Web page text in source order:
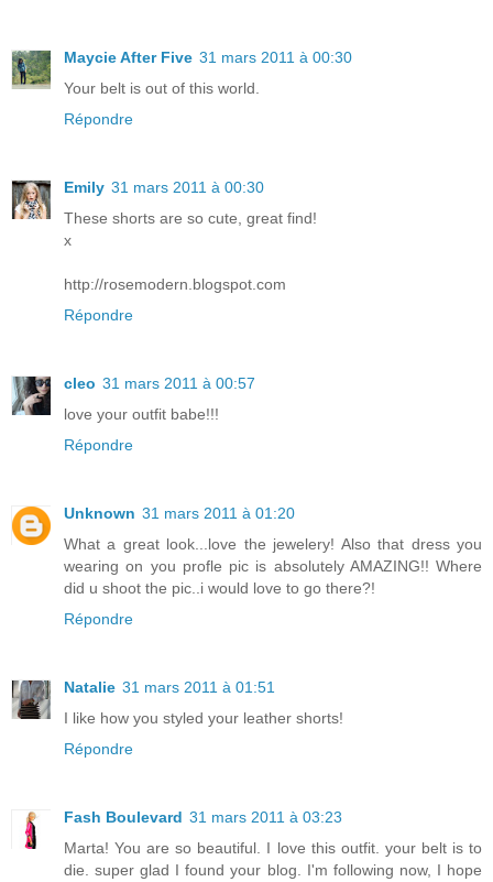
Maycie After Five 31 mars 2011 à 00:30
Your belt is out of this world.
Répondre
Emily 31 mars 2011 à 00:30
These shorts are so cute, great find!
x
http://rosemodern.blogspot.com
Répondre
cleo 31 mars 2011 à 00:57
love your outfit babe!!!
Répondre
Unknown 31 mars 2011 à 01:20
What a great look...love the jewelery! Also that dress you
wearing on you profle pic is absolutely AMAZING!! Where
did u shoot the pic..i would love to go there?!
Répondre
Natalie 31 mars 2011 à 01:51
I like how you styled your leather shorts!
Répondre
Fash Boulevard 31 mars 2011 à 03:23
Marta! You are so beautiful. I love this outfit. your belt is to
die. super glad I found your blog. I'm following now, I hope